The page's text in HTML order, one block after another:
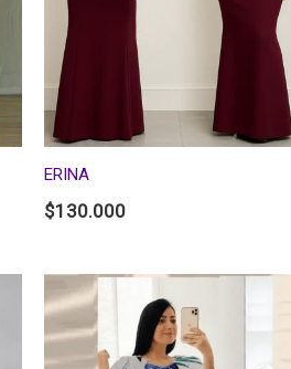
ERINA
$130.000